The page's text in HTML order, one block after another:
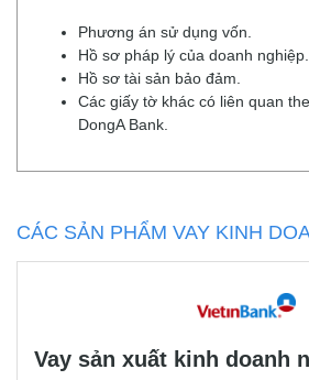
Phương án sử dụng vốn.
Hồ sơ pháp lý của doanh nghiệp.
Hồ sơ tài sản bảo đảm.
Các giấy tờ khác có liên quan
DongA Bank.
CÁC SẢN PHẨM VAY KINH
Vay sản xuất kinh doanh